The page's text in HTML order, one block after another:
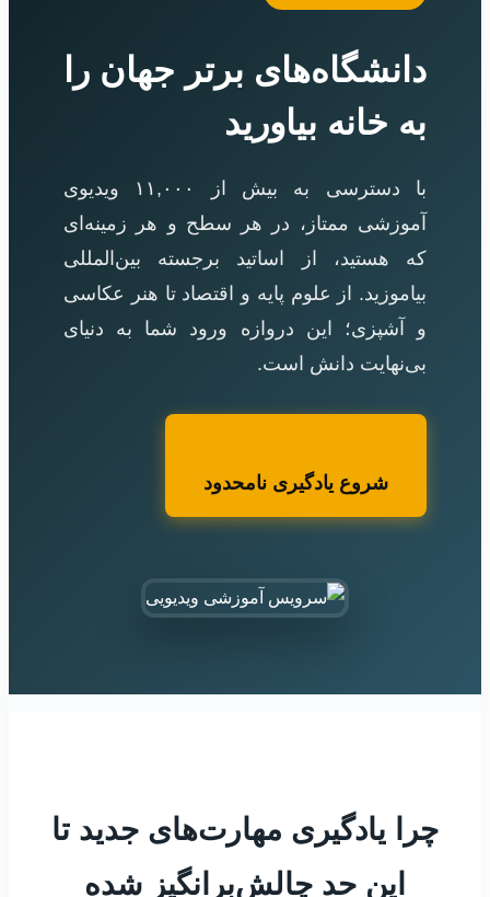
دانشگاه‌های برتر جهان را
به خانه بیاورید
با دسترسی به بیش از ۱۱,۰۰۰ ویدیوی
آموزشی ممتاز، در هر سطح و هر زمینه‌ای
که هستید، از اساتید برجسته بین‌المللی
بیاموزید. از علوم پایه و اقتصاد تا هنر عکاسی
و آشپزی؛ این دروازه ورود شما به دنیای
بی‌نهایت دانش است.
شروع یادگیری نامحدود
چرا یادگیری مهارت‌های جدید تا
این حد چالش‌برانگیز شده